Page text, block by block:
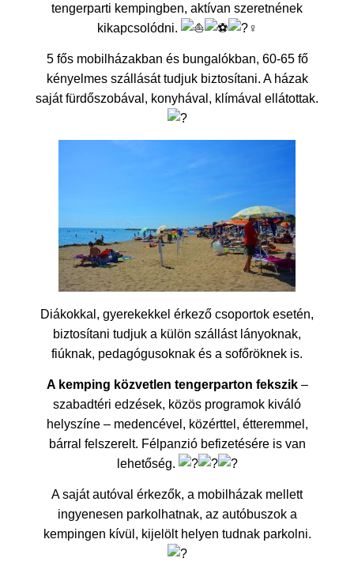
tengerparti kempingben, aktívan szeretnének
kikapcsolódni.
5 fős mobilházakban és bungalókban, 60-65 fő
kényelmes szállását tudjuk biztosítani. A házak
saját fürdőszobával, konyhával, klímával ellátottak.
Diákokkal, gyerekekkel érkező csoportok esetén,
biztosítani tudjuk a külön szállást lányoknak,
fiúknak, pedagógusoknak és a sofőröknek is.
A kemping közvetlen tengerparton fekszik–
szabadtéri edzések, közös programok kiváló
helyszíne – medencével, közérttel, étteremmel,
bárral felszerelt. Félpanzió befizetésére is van
lehetőség.
A saját autóval érkezők, a mobilházak mellett
ingyenesen parkolhatnak, az autóbuszok a
kempingen kívül, kijelölt helyen tudnak parkolni.